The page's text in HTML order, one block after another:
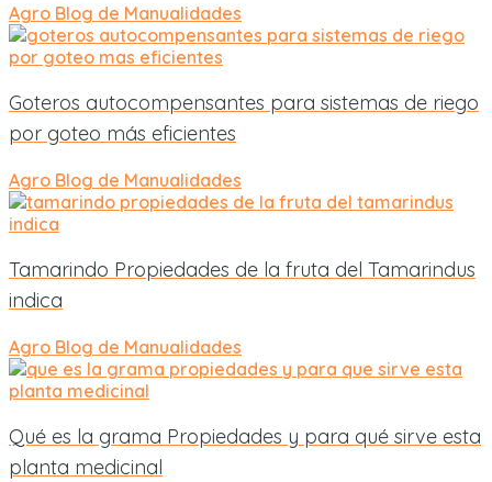
Agro Blog de Manualidades
Goteros autocompensantes para sistemas de riego
por goteo más eficientes
Agro Blog de Manualidades
Tamarindo Propiedades de la fruta del Tamarindus
indica
Agro Blog de Manualidades
Qué es la grama Propiedades y para qué sirve esta
planta medicinal